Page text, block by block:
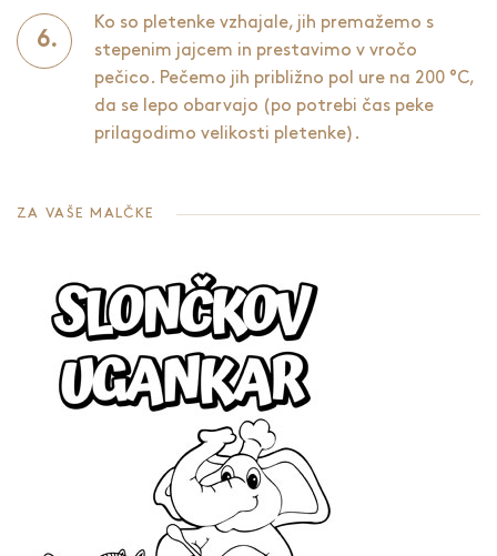
Ko so pletenke vzhajale, jih premažemo s
stepenim jajcem in prestavimo v vročo
pečico. Pečemo jih približno pol ure na 200 °C,
da se lepo obarvajo (po potrebi čas peke
prilagodimo velikosti pletenke).
ZA VAŠE MALČKE